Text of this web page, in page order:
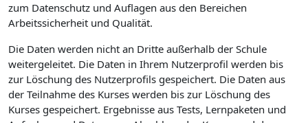
zum Datenschutz und Auflagen aus den Bereichen
Arbeitssicherheit und Qualität.
Die Daten werden nicht an Dritte außerhalb der Schule
weitergeleitet. Die Daten in Ihrem Nutzerprofil werden bis
zur Löschung des Nutzerprofils gespeichert. Die Daten aus
der Teilnahme des Kurses werden bis zur Löschung des
Kurses gespeichert. Ergebnisse aus Tests, Lernpaketen und